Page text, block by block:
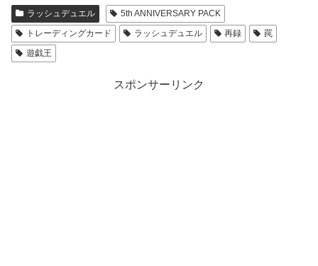
ラッシュデュエル
5th ANNIVERSARY PACK
トレーディングカード
ラッシュデュエル 再録
罠
遊戯王
スポンサーリンク